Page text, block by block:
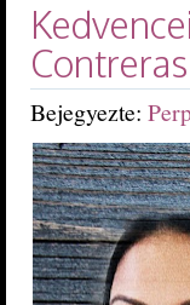
Contreras
Bejegyezte: